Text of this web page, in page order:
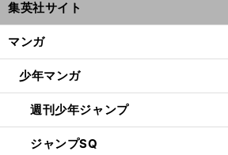
集英社サイト
マンガ
少年マンガ
週刊少年ジャンプ
ジャンプSQ